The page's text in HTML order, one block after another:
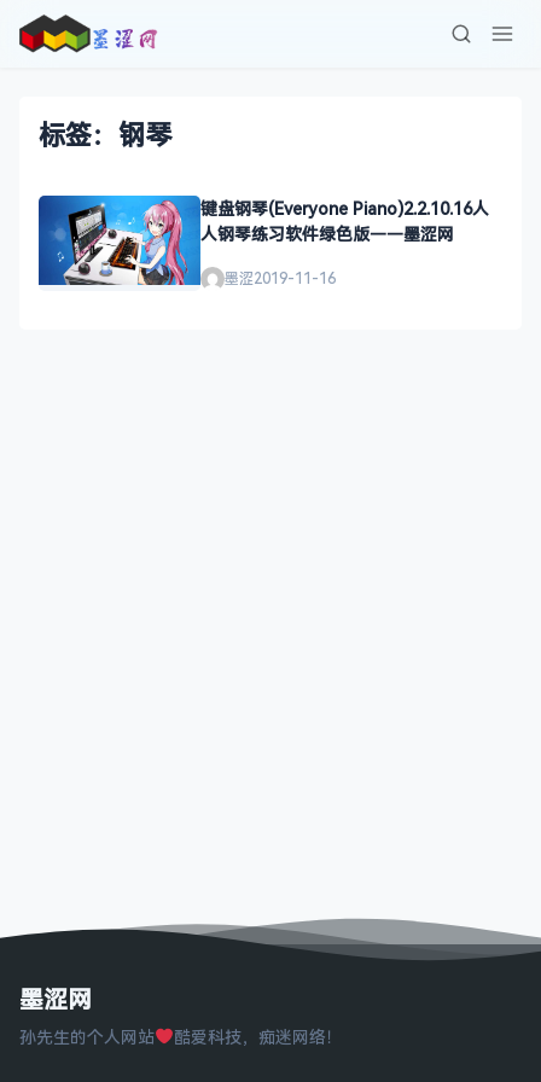
标签：钢琴
键盘钢琴(Everyone Piano)2.2.10.16人
人钢琴练习软件绿色版——墨涩网
墨涩2019-11-16
墨涩网
孙先生的个人网站 酷爱科技，痴迷网络！